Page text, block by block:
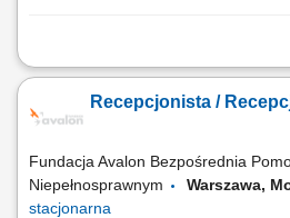
Twój zakres obowiązków Kompleksowa
klientami oczekującymi na kontakt osoby
sprzedaży oraz obsługę serwisową;
Recepcjonista /
Fundacja Avalon Bezpośrednia
Niepełnosprawnym
Warszawa,
stacjonarna